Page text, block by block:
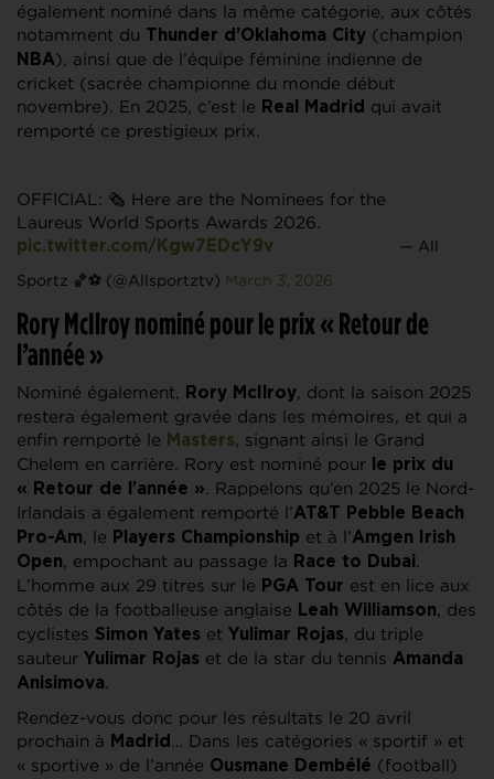
également nominé dans la même catégorie, aux côtés
notamment du
Thunder d’Oklahoma City (champion
NBA), ainsi que de l’équipe féminine indienne de
cricket (sacrée championne du monde début
novembre). En 2025, c’est le Real Madrid qui avait
remporté ce prestigieux prix.
OFFICIAL: 🗞️ Here are the Nominees for the
Laureus World Sports Awards 2026.
pic.twitter.com/Kgw7EDcY9v — All
Sportz 🏀⚽ (@Allsportztv) March 3, 2026
Rory McIlroy nominé pour le prix « Retour de
l’année »
Nominé également, Rory McIlroy, dont la saison 2025
restera également gravée dans les mémoires, et qui a
enfin remporté le Masters, signant ainsi le Grand
Chelem en carrière. Rory est nominé pour
le prix du
« Retour de l’année ». Rappelons qu’en 2025 le Nord-
Irlandais a également remporté l’AT&T Pebble Beach
Pro-Am, le Players Championship et à l’Amgen Irish
Open, empochant au passage la Race to Dubai.
L’homme aux 29 titres sur le PGA Tour est en lice aux
côtés de la footballeuse anglaise Leah Williamson, des
cyclistes Simon Yates et Yulimar Rojas, du triple
sauteur Yulimar Rojas et de la star du tennis Amanda
Anisimova.
Rendez-vous donc pour les résultats le 20 avril
prochain à Madrid … Dans les catégories « sportif » et
« sportive » de l’année Ousmane Dembélé (football)